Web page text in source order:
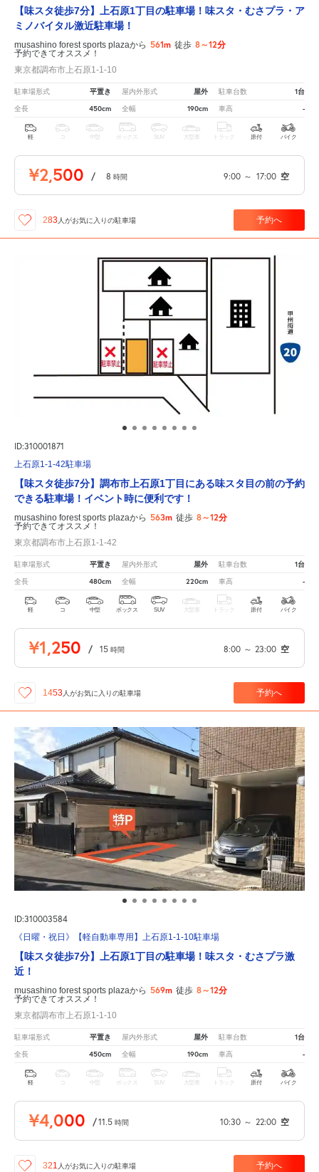
【味スタ徒歩7分】上石原1丁目の駐車場！味スタ・むさプラ・ア
ミノバイタル激近駐車場！
musashino forest sports plazaから 561m 徒歩 8～12分
予約できてオススメ！
東京都調布市上石原1-1-10
駐車場形式 平置き 屋内外形式 屋外 駐車台数 1台
全長 450cm 全幅 190cm 車高 -
軽 中型 ボックス SUV 大型車 トラック 原付 バイク
¥2,500 / 8 時間 9:00 ～ 17:00 空
283人がお気に入りの駐車場 予約へ
ID:310001871
上石原1-1-42駐車場
【味スタ徒歩7分】調布市上石原1丁目にある味スタ目の前の予約
できる駐車場！イベント時に便利です！
musashino forest sports plazaから 563m 徒歩 8～12分
予約できてオススメ！
東京都調布市上石原1-1-42
駐車場形式 平置き 屋内外形式 屋外 駐車台数 1台
全長 480cm 全幅 220cm 車高 -
軽 コ 中型 ボックス SUV 大型車 トラック 原付 バイク
¥1,250 / 15 時間 8:00 ～ 23:00 空
1453人がお気に入りの駐車場 予約へ
ID:310003584
《日曜・祝日》【軽自動車専用】上石原1-1-10駐車場
【味スタ徒歩7分】上石原1丁目の駐車場！味スタ・むさプラ激
近！
musashino forest sports plazaから 569m 徒歩 8～12分
予約できてオススメ！
東京都調布市上石原1-1-10
駐車場形式 平置き 屋内外形式 屋外 駐車台数 1台
全長 450cm 全幅 190cm 車高 -
軽 中型 ボックス SUV 大型車 トラック 原付 バイク
¥4,000 /11.5 時間 10:30 ～ 22:00 空
321 人がお気に入りの駐車場 予約へ